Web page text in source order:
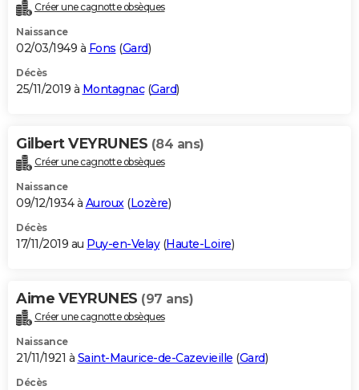
Créer une cagnotte obsèques
Naissance
02/03/1949 à Fons (Gard)
Décès
25/11/2019 à Montagnac(Gard)
Gilbert VEYRUNES (84 ans)
Créer une cagnotte obsèques
Naissance
09/12/1934 à Auroux(Lozère)
Décès
17/11/2019 au Puy-en-Velay(Haute-Loire)
Aime VEYRUNES (97 ans)
Créer une cagnotte obsèques
Naissance
21/11/1921 à Saint-Maurice-de-Cazevieille (Gard)
Décès